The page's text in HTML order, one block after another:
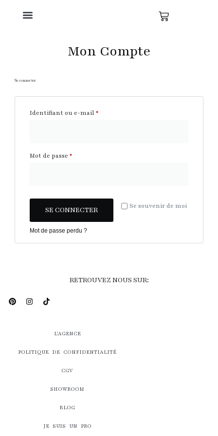
Mon Compte
Se connecter
Identifiant ou e-mail *
Mot de passe *
Se souvenir de moi
SE CONNECTER
Mot de passe perdu ?
RETROUVEZ NOUS SUR:
L’AGENCE
POLITIQUE DE CONFIDENTIALITÉ
CGV
SHOWROOM
BLOG
JE SUIS UN PRO